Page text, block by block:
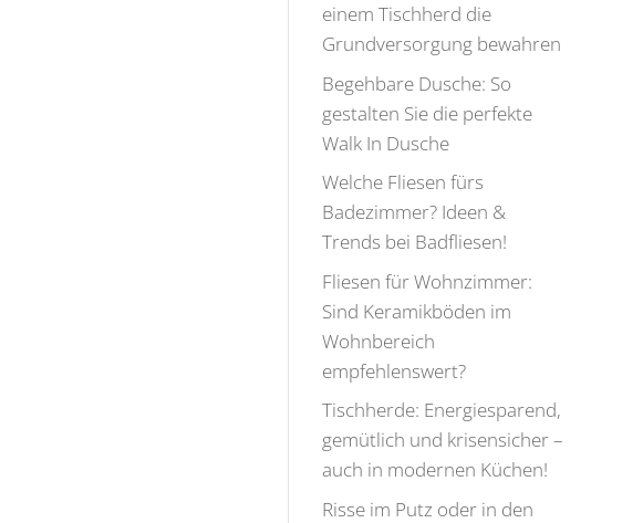
einem Tischherd die
Grundversorgung bewahren
Begehbare Dusche: So
gestalten Sie die perfekte
Walk In Dusche
Welche Fliesen fürs
Badezimmer? Ideen &
Trends bei Badfliesen!
Fliesen für Wohnzimmer:
Sind Keramikböden im
Wohnbereich
empfehlenswert?
Tischherde: Energiesparend,
gemütlich und krisensicher –
auch in modernen Küchen!
Risse im Putz oder in den